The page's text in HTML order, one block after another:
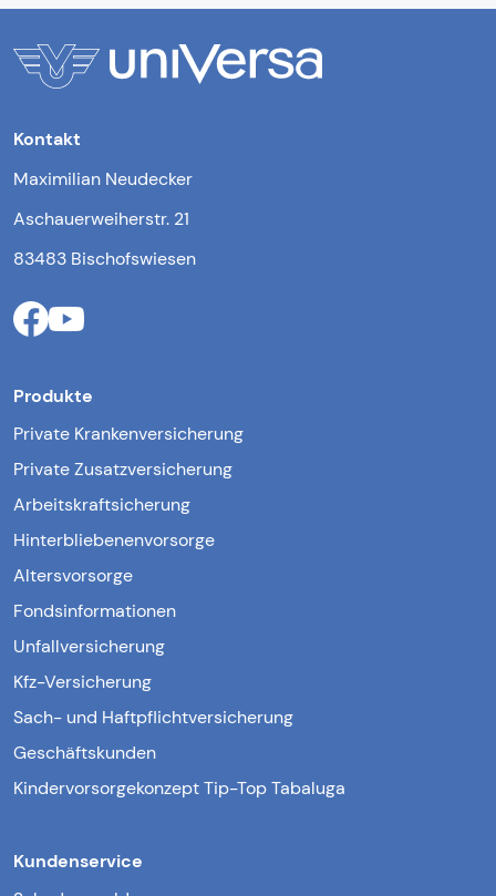
Kontakt
Maximilian Neudecker
Aschauerweiherstr. 21
83483 Bischofswiesen
Produkte
Private Krankenversicherung
Private Zusatzversicherung
Arbeitskraftsicherung
Hinterbliebenenvorsorge
Altersvorsorge
Fondsinformationen
Unfallversicherung
Kfz-Versicherung
Sach- und Haftpflichtversicherung
Geschäftskunden
Kindervorsorgekonzept Tip-Top Tabaluga
Kundenservice